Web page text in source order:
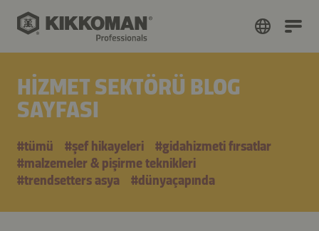
HIZMET SEKTÖRÜ BLOG
SAYFASI
#tümü #şef hikayeleri
#gidahizmeti fırsatlar
#malzemeler & pişirme teknikleri
#trendsetters asya
#dünyaçapında